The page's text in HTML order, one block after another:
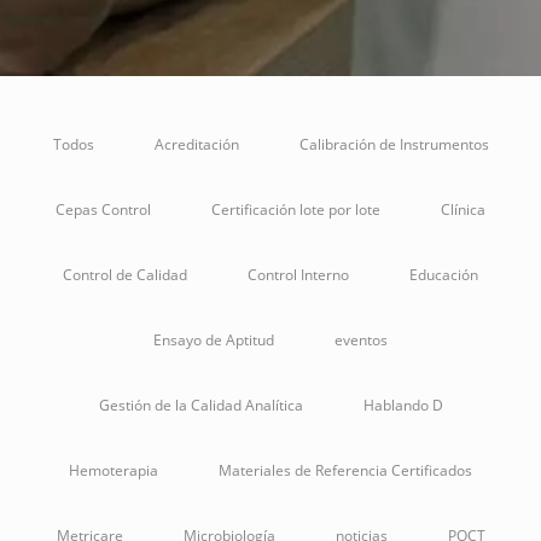
Todos Acreditación Calibración de Instrumentos
Cepas Control Certificación lote por lote Clínica
Control de Calidad Control Interno Educación
Ensayo de Aptitud eventos
Gestión de la Calidad Analítica Hablando D
Hemoterapia Materiales de Referencia Certificados
Metricare Microbiología noticias POCT